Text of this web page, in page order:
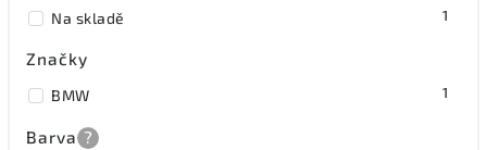
Na skladě 1
Značky
BMW 1
Barva ?